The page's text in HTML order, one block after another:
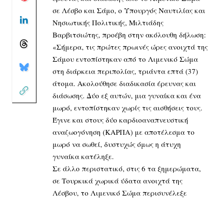
σε Λέσβο και Σάμο, ο Υπουργός Ναυτιλίας και
Νησιωτικής Πολιτικής, Μιλτιάδης
Βαρβιτσιώτης, προέβη στην ακόλουθη δήλωση:
«Σήμερα, τις πρώτες πρωινές ώρες ανοιχτά της
Σάμου εντοπίστηκαν από το Λιμενικό Σώμα
στη διάρκεια περιπολίας, τριάντα επτά (37)
άτομα. Ακολούθησε διαδικασία έρευνας και
διάσωσης. Δύο εξ αυτών, μια γυναίκα και ένα
μωρό, εντοπίστηκαν χωρίς τις αισθήσεις τους.
Έγινε και στους δύο καρδιοαναπνευστική
αναζωογόνηση (ΚΑΡΠΑ) με αποτέλεσμα το
μωρό να σωθεί, δυστυχώς όμως η άτυχη
γυναίκα κατέληξε.
Σε άλλο περιστατικό, στις 6 τα ξημερώματα,
σε Τουρκικά χωρικά ύδατα ανοιχτά της
Λέσβου, το Λιμενικό Σώμα περισυνέλεξε